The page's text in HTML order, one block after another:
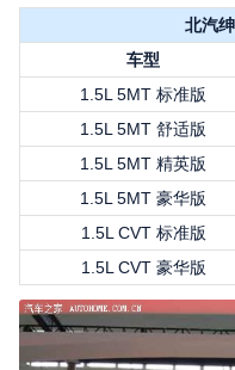
北汽
车型
1.5L 5MT 标准版
1.5L 5MT 舒适版
1.5L 5MT 精英版
1.5L 5MT 豪华版
1.5L CVT 标准版
1.5L CVT 豪华版